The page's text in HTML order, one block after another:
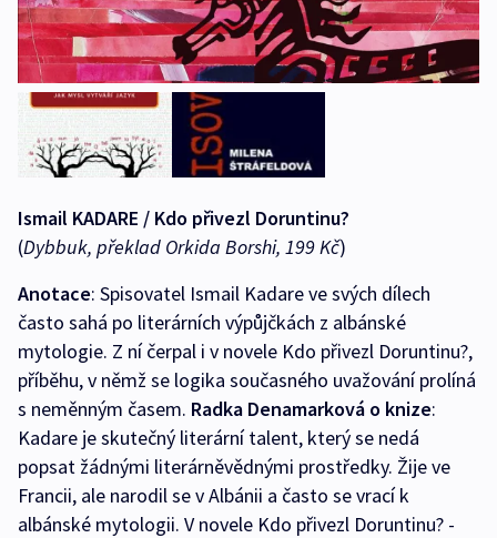
Ismail KADARE / Kdo přivezl Doruntinu?
(Dybbuk, překlad Orkida Borshi, 199 Kč)
Anotace: Spisovatel Ismail Kadare ve svých dílech
často sahá po literárních výpůjčkách z albánské
mytologie. Z ní čerpal i v novele Kdo přivezl Doruntinu?,
příběhu, v němž se logika současného uvažování prolíná
s neměnným časem. Radka Denamarková o knize:
Kadare je skutečný literární talent, který se nedá
popsat žádnými literárněvědnými prostředky. Žije ve
Francii, ale narodil se v Albánii a často se vrací k
albánské mytologii. V novele Kdo přivezl Doruntinu? -